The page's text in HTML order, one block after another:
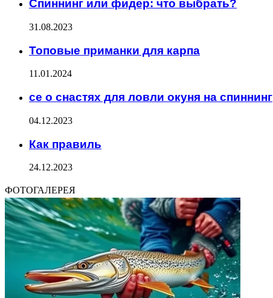
Спиннинг или фидер: что выбрать?
31.08.2023
Топовые приманки для карпа
11.01.2024
се о снастях для ловли окуня на спиннинг
04.12.2023
Как правиль
24.12.2023
ФОТОГАЛЕРЕЯ